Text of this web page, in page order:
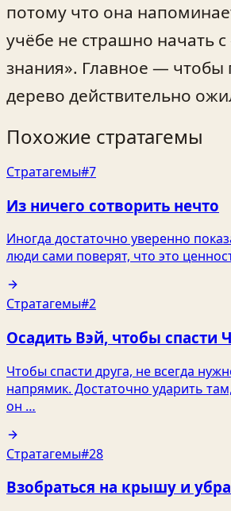
потому что она
учёбе не страшно начать
знания». Главное — чтобы
дерево действительно
Похожие стратагемы
Стратагемы#7
Из ничего сотворить нечто
Иногда достаточно уверенно
люди сами поверят, что это
Стратагемы#2
Осадить Вэй, чтобы спасти
Чтобы спасти друга, не всегда
напрямик. Достаточно ударить
он …
Стратагемы#28
Взобраться на крышу и